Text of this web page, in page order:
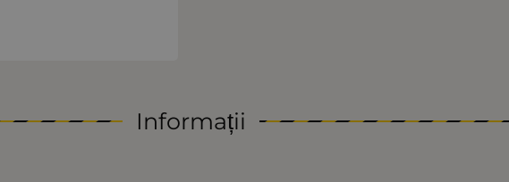
Informații